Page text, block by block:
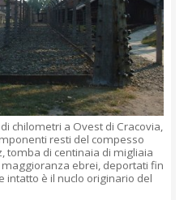
chilometri a Ovest di Cracovia,
resti del compesso
tomba di centinaia di migliaia
ebrei, deportati fin
intatto è il nuclo originario del